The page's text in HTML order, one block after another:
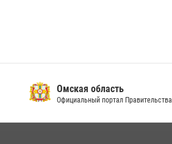
Омская область
Официальный портал Правительства